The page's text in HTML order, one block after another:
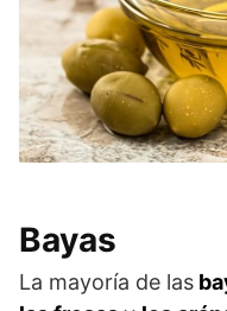
Bayas
La mayoría de las